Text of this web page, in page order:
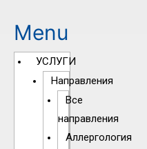
Menu
УСЛУГИ
Направления
Все
направления
Аллергология